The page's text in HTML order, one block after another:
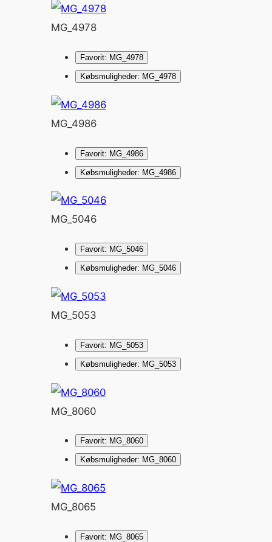
MG_4978
Favorit: MG_4978
Købsmuligheder: MG_4978
MG_4986
Favorit: MG_4986
Købsmuligheder: MG_4986
MG_5046
Favorit: MG_5046
Købsmuligheder: MG_5046
MG_5053
Favorit: MG_5053
Købsmuligheder: MG_5053
MG_8060
Favorit: MG_8060
Købsmuligheder: MG_8060
MG_8065
Favorit: MG_8065